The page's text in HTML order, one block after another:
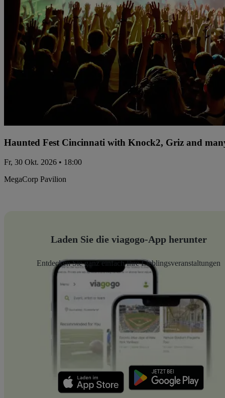
Haunted Fest Cincinnati with Knock2, Griz and
Fr, 30 Okt. 2026 • 18:00
MegaCorp Pavilion
Laden Sie die viagogo-App herunter
Entdecken Sie ganz einfach Ihre Lieblingsveranstaltungen